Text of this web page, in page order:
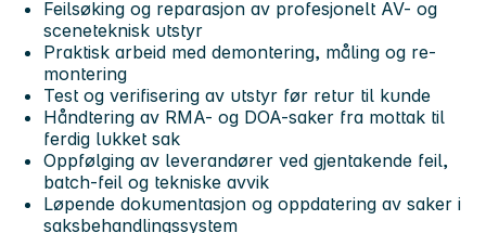
Feilsøking og reparasjon av profesjonelt AV- og
sceneteknisk utstyr
Praktisk arbeid med demontering, måling og re-
montering
Test og verifisering av utstyr før retur til kunde
Håndtering av RMA- og DOA-saker fra mottak til
ferdig lukket sak
Oppfølging av leverandører ved gjentakende feil,
batch-feil og tekniske avvik
Løpende dokumentasjon og oppdatering av saker i
saksbehandlingssystem